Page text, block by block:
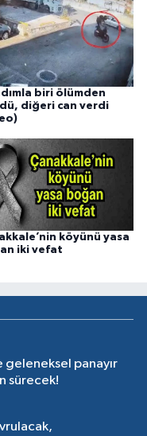
biri ölümden
diğeri can verdi
köyünü yasa
iki vefat
geleneksel panayır
sürecek!